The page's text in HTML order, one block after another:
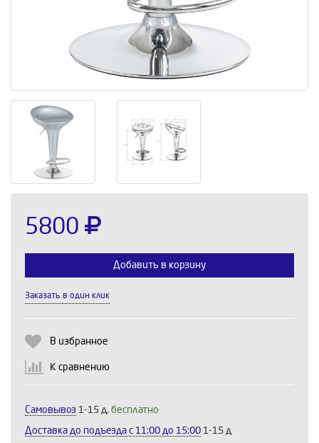
5800
Добавить в корзину
Заказать в один клик
В избранное
К сравнению
Самовывоз 1-15 д, бесплатно
Доставка до подъезда c 11:00 до 15:00 1-15 д